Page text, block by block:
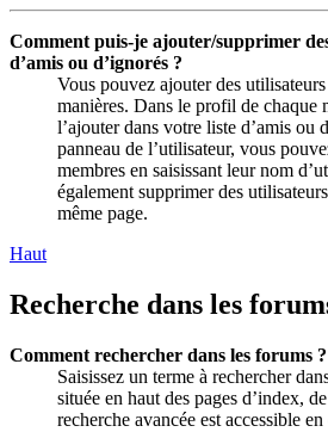
Comment puis-je ajouter/supprimer
d’amis ou d’ignorés ?
Vous pouvez ajouter des
manières. Dans le profil de chaque
l’ajouter dans votre liste d’amis ou
panneau de l’utilisateur, vous
membres en saisissant leur nom
également supprimer des
même page.
Haut
Recherche dans les
Comment rechercher dans les forums ?
Saisissez un terme à rechercher
située en haut des pages d’index,
recherche avancée est accessible